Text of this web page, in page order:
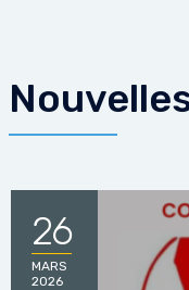
26
MARS
2026